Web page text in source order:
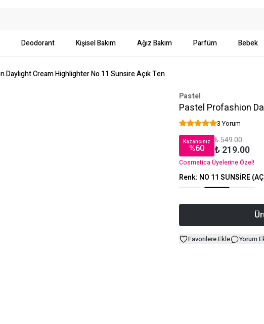
Deodorant Kişisel Bakım Ağız Bakım Parfüm Bebek
Daylight Cream Highlighter No 11 Sunsire Açık Ten
Pastel
Pastel Profashion
3 Yorum
Kazancınız
%60
₺ 549.00
₺ 219.00
Cosmetica Üyelerine Özel!
Renk: NO 11 SUNSİRE
Favorilere Ekle Yorum